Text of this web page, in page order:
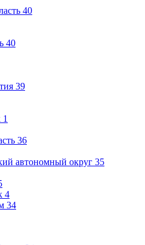
40
40
39
1
36
автономный округ 35
4
34